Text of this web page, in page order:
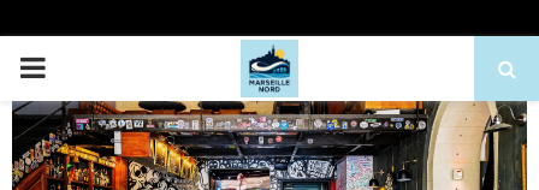
PRIMARY
MENU